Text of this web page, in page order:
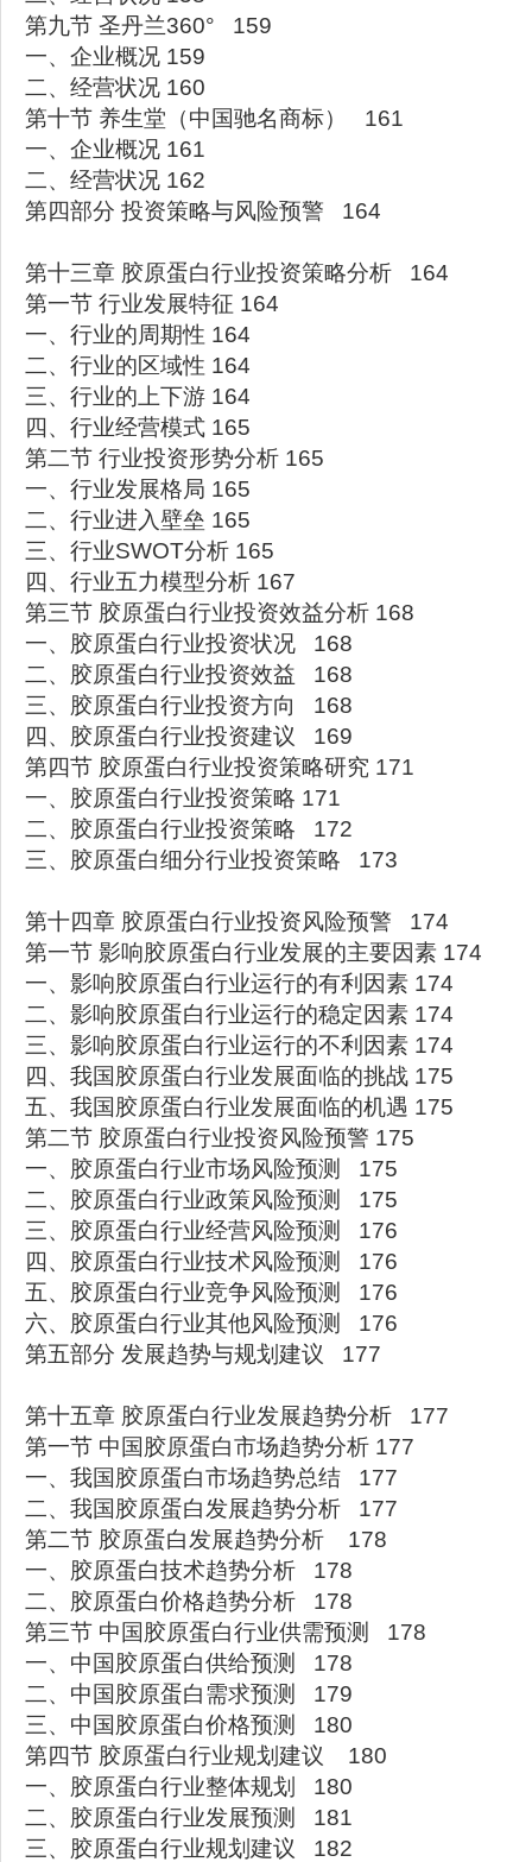
第九节 圣丹兰360° 159
一、企业概况 159
二、经营状况 160
第十节 养生堂（中国驰名商标） 161
一、企业概况 161
二、经营状况 162
第四部分 投资策略与风险预警 164
第十三章 胶原蛋白行业投资策略分析 164
第一节 行业发展特征 164
一、行业的周期性 164
二、行业的区域性 164
三、行业的上下游 164
四、行业经营模式 165
第二节 行业投资形势分析 165
一、行业发展格局 165
二、行业进入壁垒 165
三、行业SWOT分析 165
四、行业五力模型分析 167
第三节 胶原蛋白行业投资效益分析 168
一、胶原蛋白行业投资状况 168
二、胶原蛋白行业投资效益 168
三、胶原蛋白行业投资方向 168
四、胶原蛋白行业投资建议 169
第四节 胶原蛋白行业投资策略研究 171
一、胶原蛋白行业投资策略 171
二、胶原蛋白行业投资策略 172
三、胶原蛋白细分行业投资策略 173
第十四章 胶原蛋白行业投资风险预警 174
第一节 影响胶原蛋白行业发展的主要因素 174
一、影响胶原蛋白行业运行的有利因素 174
二、影响胶原蛋白行业运行的稳定因素 174
三、影响胶原蛋白行业运行的不利因素 174
四、我国胶原蛋白行业发展面临的挑战 175
五、我国胶原蛋白行业发展面临的机遇 175
第二节 胶原蛋白行业投资风险预警 175
一、胶原蛋白行业市场风险预测 175
二、胶原蛋白行业政策风险预测 175
三、胶原蛋白行业经营风险预测 176
四、胶原蛋白行业技术风险预测 176
五、胶原蛋白行业竞争风险预测 176
六、胶原蛋白行业其他风险预测 176
第五部分 发展趋势与规划建议 177
第十五章 胶原蛋白行业发展趋势分析 177
第一节 中国胶原蛋白市场趋势分析 177
一、我国胶原蛋白市场趋势总结 177
二、我国胶原蛋白发展趋势分析 177
第二节 胶原蛋白发展趋势分析 178
一、胶原蛋白技术趋势分析 178
二、胶原蛋白价格趋势分析 178
第三节 中国胶原蛋白行业供需预测 178
一、中国胶原蛋白供给预测 178
二、中国胶原蛋白需求预测 179
三、中国胶原蛋白价格预测 180
第四节 胶原蛋白行业规划建议 180
一、胶原蛋白行业整体规划 180
二、胶原蛋白行业发展预测 181
三、胶原蛋白行业规划建议 182